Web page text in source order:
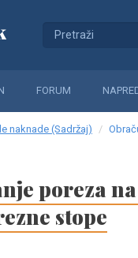
FORUM
naknade (Sadržaj)
poreza
stope